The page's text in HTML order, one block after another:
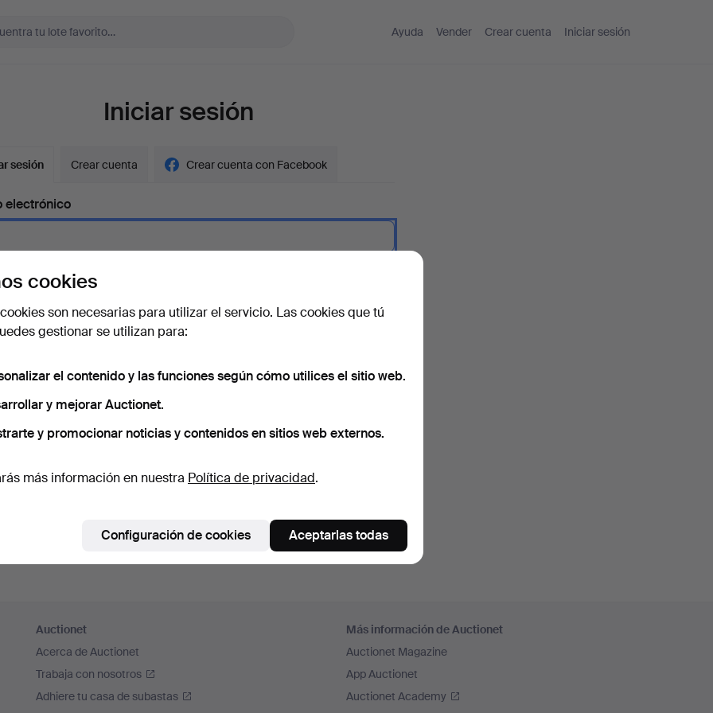
Ayuda Vender Crear cuenta Iniciar sesión
Iniciar sesión
sesión Crear cuenta Crear cuenta con Facebook
electrónico
la contraseña?
Auctionet
Acerca de Auctionet
Trabaja con nosotros
Adhiere tu casa de subastas
Más información de Auctionet
Auctionet Magazine
App Auctionet
Auctionet Academy
cookies
son necesarias para utilizar el servicio. Las cookies que tú
gestionar se utilizan para:
el contenido y las funciones según cómo utilices el sitio web.
y mejorar Auctionet.
y promocionar noticias y contenidos en sitios web externos.
más información en nuestra Política de privacidad.
Configuración de cookies Aceptarlas todas